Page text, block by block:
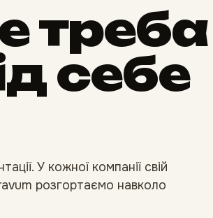
треба
себе
У кожної компанії свій
розгортаємо навколо